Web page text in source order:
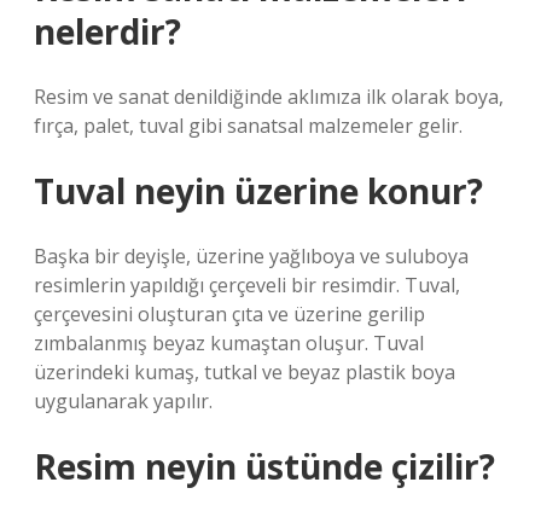
nelerdir?
Resim ve sanat denildiğinde aklımıza ilk olarak boya,
fırça, palet, tuval gibi sanatsal malzemeler gelir.
Tuval neyin üzerine konur?
Başka bir deyişle, üzerine yağlıboya ve suluboya
resimlerin yapıldığı çerçeveli bir resimdir. Tuval,
çerçevesini oluşturan çıta ve üzerine gerilip
zımbalanmış beyaz kumaştan oluşur. Tuval
üzerindeki kumaş, tutkal ve beyaz plastik boya
uygulanarak yapılır.
Resim neyin üstünde çizilir?